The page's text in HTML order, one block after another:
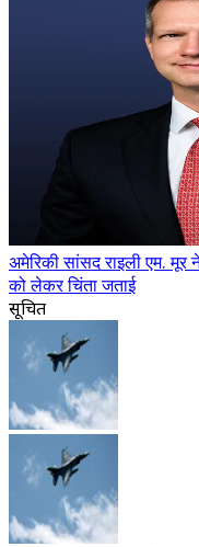
अमेरिकी सांसद राइली एम. मूर
को लेकर चिंता जताई
सूचित